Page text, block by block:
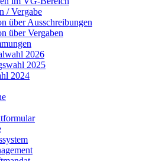
/ Vergabe
über Ausschreibungen
über Vergaben
2026
2025
2024